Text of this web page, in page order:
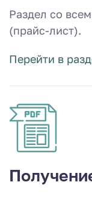
Раздел со
(прайс-лист).
Перейти в